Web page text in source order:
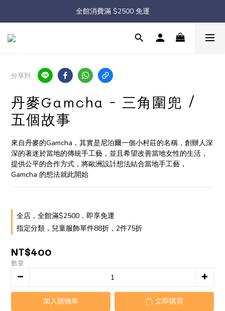
◇ Sale ◇兒童服飾單件88折，2件75折
全館消費滿 $2500 免運
◇ Sale ◇兒童服飾單件88折，2件75折
分享到
丹麥Gamcha - 三角圍兜 /
五個故事
來自丹麥的Gamcha，其實是尼泊爾一個小村莊的名稱，創辦人深
深的著迷於當地的傳統手工藝，並且希望改善當地女性的生活，
提供公平的合作方式，將歐洲設計想法結合當地手工藝，
Gamcha 的想法就此開始
全店，全館滿$2500，即享免運
指定分類，兒童服飾單件88折，2件75折
NT$400
數量
加入購物車 立即購買